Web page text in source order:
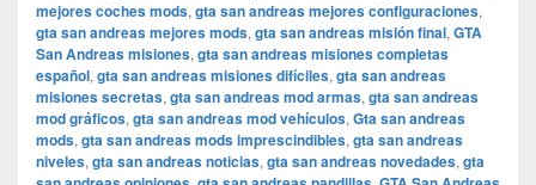
mejores coches mods, gta san andreas mejores configuraciones,
gta san andreas mejores mods, gta san andreas misión final, GTA
San Andreas misiones, gta san andreas misiones completas
español, gta san andreas misiones difíciles, gta san andreas
misiones secretas, gta san andreas mod armas, gta san andreas
mod gráficos, gta san andreas mod vehículos, Gta san andreas
mods, gta san andreas mods imprescindibles, gta san andreas
niveles, gta san andreas noticias, gta san andreas novedades, gta